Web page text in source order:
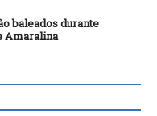
baleados durante
Amaralina